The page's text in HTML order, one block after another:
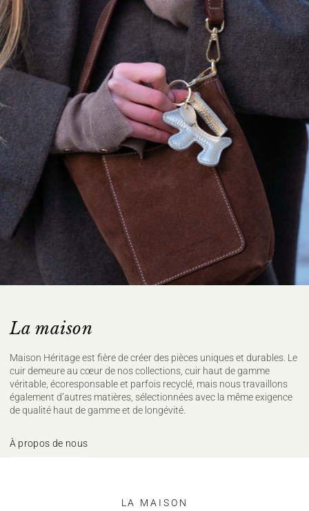
L'intervention d'organismes dédiés contrôlant le bon respect des
règles du label
, garantissant:
La protection des animaux, la préservation de l’environnement et la
nature et l’amélioration des conditions de travail des personnes qui
travaillent avec les troupeaux.
Lavage à la main à froid
Ne pas javelliser
Ne pas sécher en tambour
Repassage à température faible, max
110°C, (sur l'envers)
Nettoyage à sec délicat
Sécher à plat
Pour plus de conseils d'entretien rendez vous
La maison
Maison Héritage est fière de créer des pièces uniques et durables. Le
cuir demeure au cœur de nos collections, cuir haut de gamme
véritable, écoresponsable et parfois recyclé, mais nous travaillons
également d’autres matières, sélectionnées avec la même exigence
de qualité haut de gamme et de longévité.
À propos de nous
LA MAISON